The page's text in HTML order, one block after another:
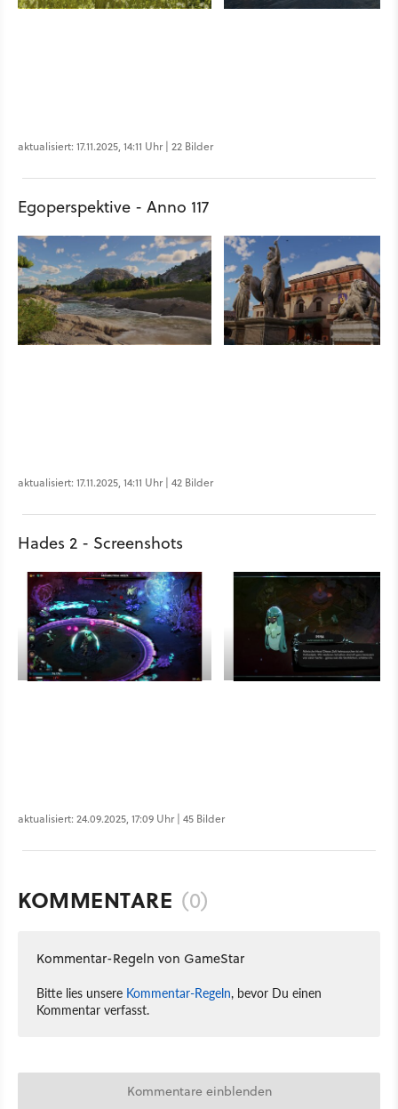
aktualisiert: 17.11.2025, 14:11 Uhr | 22 Bilder
Egoperspektive - Anno 117
aktualisiert: 17.11.2025, 14:11 Uhr | 42 Bilder
Hades 2 - Screenshots
aktualisiert: 24.09.2025, 17:09 Uhr | 45 Bilder
KOMMENTARE (0)
Kommentar-Regeln von GameStar
Bitte lies unsere Kommentar-Regeln, bevor Du einen
Kommentar verfasst.
Kommentare einblenden